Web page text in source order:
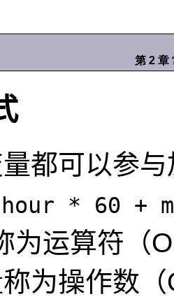
第 2 章
都可以参
hour * 60 +
为运算符（
为操作数